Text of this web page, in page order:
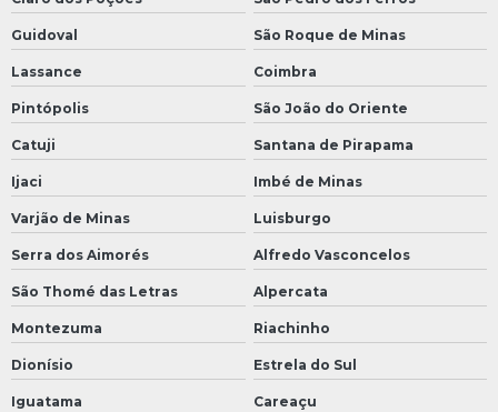
Guidoval São Roque de Minas
Lassance Coimbra
Pintópolis São João do Oriente
Catuji Santana de Pirapama
Ijaci Imbé de Minas
Varjão de Minas Luisburgo
Serra dos Aimorés Alfredo Vasconcelos
São Thomé das Letras Alpercata
Montezuma Riachinho
Dionísio Estrela do Sul
Iguatama Careaçu